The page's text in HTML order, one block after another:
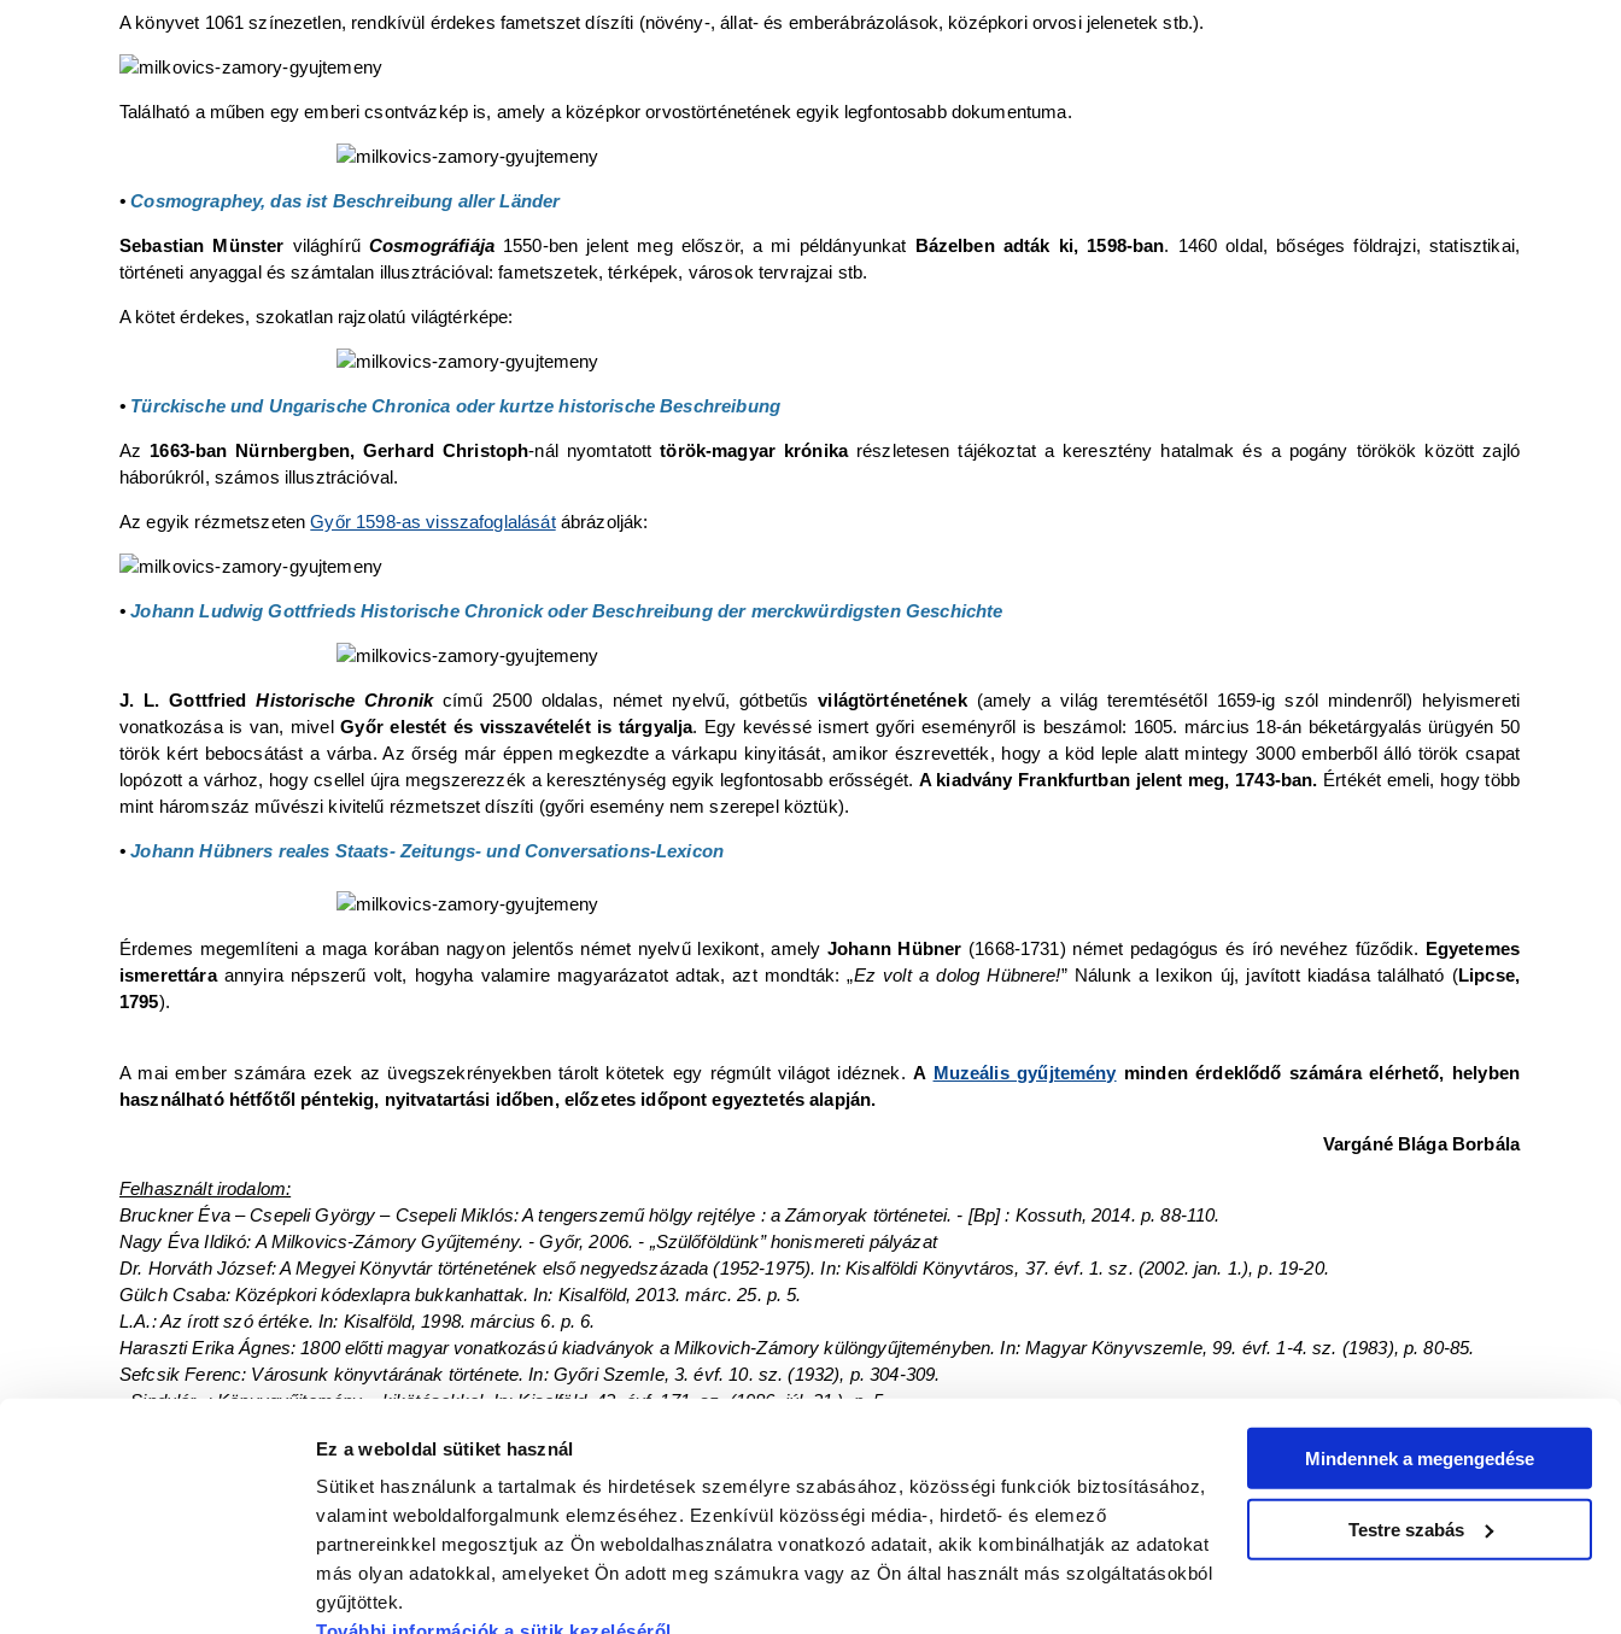
Ez a weboldal sütiket használ
Sütiket használunk a tartalmak és hirdetések személyre szabásához, közösségi funkciók biztosításához,
valamint weboldalforgalmunk elemzéséhez. Ezenkívül közösségi média-, hirdető- és elemező
partnereinkkel megosztjuk az Ön weboldalhasználatra vonatkozó adatait, akik kombinálhatják az adatokat
más olyan adatokkal, amelyeket Ön adott meg számukra vagy az Ön által használt más szolgáltatásokból
gyűjtöttek.
Mindennek a megengedése
Testre szabás
A könyvet 1061 színezetlen, rendkívül érdekes fametszet díszíti (növény-, állat- és emberábrázolások, középkori orvosi jelenetek stb.).
Található a műben egy emberi csontvázkép is, amely a középkor orvostörténetének egyik legfontosabb dokumentuma.
• Cosmographey, das ist Beschreibung aller Länder
Sebastian Münster világhírű Cosmográfiája 1550-ben jelent meg először, a mi példányunkat Bázelben adták ki, 1598-ban. 1460 oldal, bőséges földrajzi, statisztikai,
történeti anyaggal és számtalan illusztrációval: fametszetek, térképek, városok tervrajzai stb.
A kötet érdekes, szokatlan rajzolatú világtérképe:
• Türckische und Ungarische Chronica oder kurtze historische Beschreibung
Az 1663-ban Nürnbergben, Gerhard Christoph-nál nyomtatotttörök-magyar krónikarészletesen tájékoztat a keresztény hatalmak és a pogány törökök között zajló
háborúkról, számos illusztrációval.
Az egyik rézmetszetenGyőr 1598-as visszafoglalásátábrázolják:
• Johann Ludwig Gottfrieds Historische Chronick oder Beschreibung der merckwürdigsten Geschichte
J. L. GottfriedHistorische Chronikcímű 2500 oldalas, német nyelvű, gótbetűsvilágtörténetének (amely a világ teremtésétől 1659-ig szól mindenről) helyismereti
vonatkozása is van, mivelGyőr elestét és visszavételét is tárgyalja. Egy kevéssé ismert győri eseményről is beszámol: 1605. március 18-án béketárgyalás ürügyén 50
török kért bebocsátást a várba. Az őrség már éppen megkezdte a várkapu kinyitását, amikor észrevették, hogy a köd leple alatt mintegy 3000 emberből álló török csapat
lopózott a várhoz, hogy csellel újra megszerezzék a kereszténység egyik legfontosabb erősségét. A kiadvány Frankfurtban jelent meg, 1743-ban. Értékét emeli, hogy több
mint háromszáz művészi kivitelű rézmetszet díszíti (győri esemény nem szerepel köztük).
• Johann Hübners reales Staats- Zeitungs- und Conversations-Lexicon
Érdemes megemlíteni a maga korában nagyon jelentős német nyelvű lexikont, amely Johann Hübner (1668-1731) német pedagógus és író nevéhez fűződik. Egyetemes
ismerettáraannyira népszerű volt, hogyha valamire magyarázatot adtak, azt mondták: „Ez volt a dolog Hübnere!” Nálunk a lexikon új, javított kiadása található (Lipcse,
1795).
A mai ember számára ezek az üvegszekrényekben tárolt kötetek egy régmúlt világot idéznek.A Muzeális gyűjteményminden érdeklődő számára elérhető, helyben
használható hétfőtől péntekig, nyitvatartási időben, előzetes időpont egyeztetés alapján.
Vargáné Blága Borbála
Felhasznált irodalom:
Bruckner Éva – Csepeli György – Csepeli Miklós: A tengerszemű hölgy rejtélye : a Zámoryak történetei. - [Bp] : Kossuth, 2014. p. 88-110.
Nagy Éva Ildikó: A Milkovics-Zámory Gyűjtemény. - Győr, 2006. - „Szülőföldünk” honismereti pályázat
Dr. Horváth József: A Megyei Könyvtár történetének első negyedszázada (1952-1975). In: Kisalföldi Könyvtáros, 37. évf. 1. sz. (2002. jan. 1.), p. 19-20.
Gülch Csaba: Középkori kódexlapra bukkanhattak. In: Kisalföld, 2013. márc. 25. p. 5.
L.A.: Az írott szó értéke. In: Kisalföld, 1998. március 6. p. 6.
Haraszti Erika Ágnes: 1800 előtti magyar vonatkozású kiadványok a Milkovich-Zámory különgyűjteményben. In: Magyar Könyvszemle, 99. évf. 1-4. sz. (1983), p. 80-85.
Sefcsik Ferenc: Városunk könyvtárának története. In: Győri Szemle, 3. évf. 10. sz. (1932), p. 304-309.
- Sindulár -: Könyvgyűjtemény – kikötésekkel. In: Kisalföld, 42. évf. 171. sz. (1986. júl. 21.), p. 5.
A Rómer Flóris Művészeti és Történeti Múzeum tulajdonában álló festményekről készült fotókat az intézmény engedélyével adjuk közre. A címlapképen Györgyi-Giergl Alajos
(1822-1863) festményei láthatók – Rómer Flóris Művészeti és Történeti Múzeum, ltsz: K. 55.109.1., K.55.108.1. Műtárgyfotók: Tanai Csaba Taca.
A 125 éves a győri könyvtár cikksorozat további részeiitt találhatók felsorolva.